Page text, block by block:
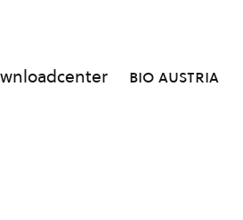
bio austria